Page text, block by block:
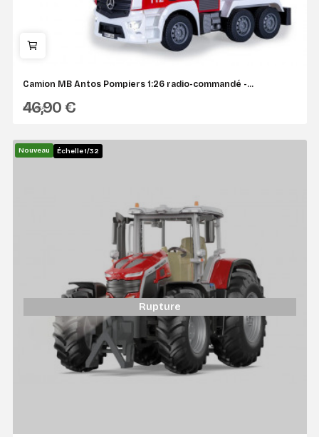
Camion MB Antos Pompiers 1:26 radio-commandé -...
JAMARA
46,90 €
Nouveau Échelle 1/32
Rupture